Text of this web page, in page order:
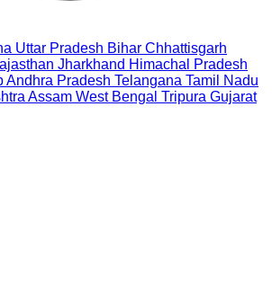
Uttar Pradesh Bihar Chhattisgarh
Jharkhand Himachal Pradesh
Andhra Pradesh Telangana Tamil Nadu
Assam West Bengal Tripura Gujarat